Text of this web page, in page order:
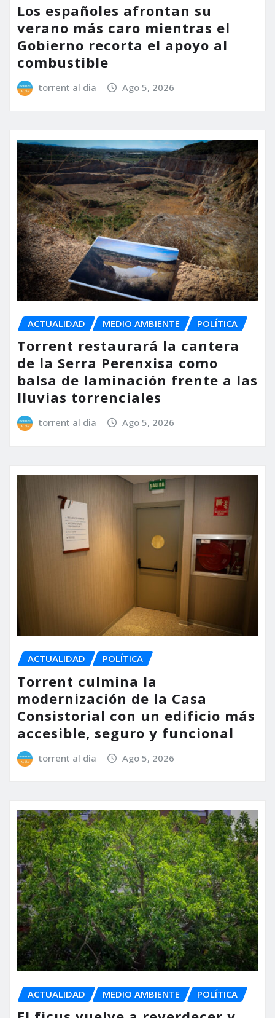
Los españoles afrontan su
verano más caro mientras el
Gobierno recorta el apoyo al
combustible
torrent al dia Ago 5, 2026
ACTUALIDAD MEDIO AMBIENTE POLÍTICA
Torrent restaurará la cantera
de la Serra Perenxisa como
balsa de laminación frente a las
lluvias torrenciales
torrent al dia Ago 5, 2026
ACTUALIDAD POLÍTICA
Torrent culmina la
modernización de la Casa
Consistorial con un edificio más
accesible, seguro y funcional
torrent al dia Ago 5, 2026
ACTUALIDAD MEDIO AMBIENTE POLÍTICA